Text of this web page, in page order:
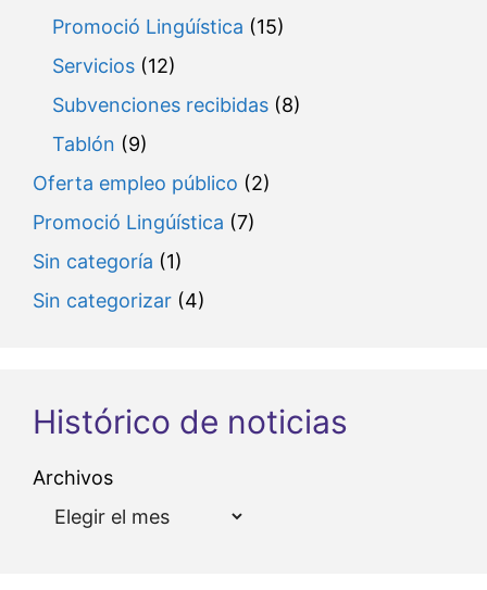
Promoció Lingúística (15)
Servicios (12)
Subvenciones recibidas (8)
Tablón (9)
Oferta empleo público (2)
Promoció Lingúística (7)
Sin categoría (1)
Sin categorizar (4)
Histórico de noticias
Archivos